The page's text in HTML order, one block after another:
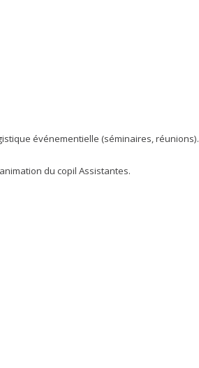
événementielle (séminaires, réunions).
du copil Assistantes.